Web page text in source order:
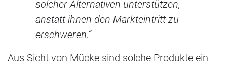
solcher Alternativen unterstützen,
anstatt ihnen den Markteintritt zu
erschweren.“
Aus Sicht von Mücke sind solche Produkte ein